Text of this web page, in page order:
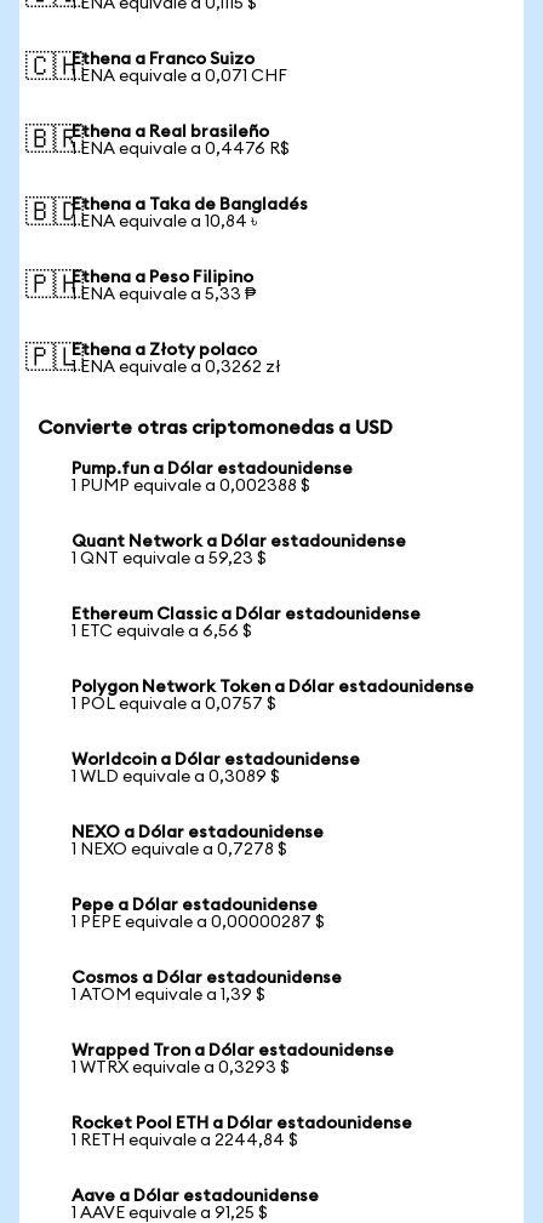
1 ENA equivale a 0,1115 $
🇨🇭Ethena a Franco Suizo
1 ENA equivale a 0,071 CHF
🇧🇷Ethena a Real brasileño
1 ENA equivale a 0,4476 R$
🇧🇩Ethena a Taka de Bangladés
1 ENA equivale a 10,84 ৳
🇵🇭Ethena a Peso Filipino
1 ENA equivale a 5,33 ₱
🇵🇱Ethena a Złoty polaco
1 ENA equivale a 0,3262 zł
Convierte otras criptomonedas a USD
Pump.fun a Dólar estadounidense
1 PUMP equivale a 0,002388 $
Quant Network a Dólar estadounidense
1 QNT equivale a 59,23 $
Ethereum Classic a Dólar estadounidense
1 ETC equivale a 6,56 $
Polygon Network Token a Dólar estadounidense
1 POL equivale a 0,0757 $
Worldcoin a Dólar estadounidense
1 WLD equivale a 0,3089 $
NEXO a Dólar estadounidense
1 NEXO equivale a 0,7278 $
Pepe a Dólar estadounidense
1 PEPE equivale a 0,00000287 $
Cosmos a Dólar estadounidense
1 ATOM equivale a 1,39 $
Wrapped Tron a Dólar estadounidense
1 WTRX equivale a 0,3293 $
Rocket Pool ETH a Dólar estadounidense
1 RETH equivale a 2244,84 $
Aave a Dólar estadounidense
1 AAVE equivale a 91,25 $